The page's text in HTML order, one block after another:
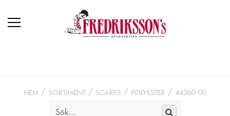
HEM SORTIMENT SCARFS POLYESTER 44360-00